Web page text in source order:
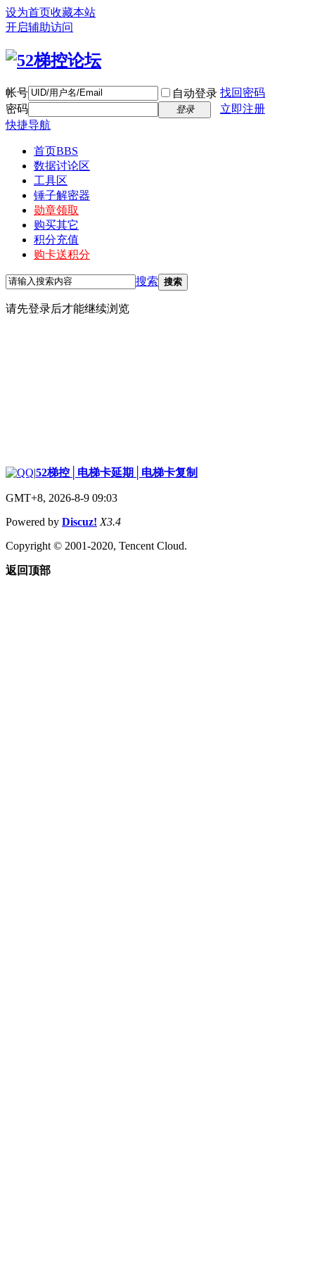
设为首页收藏本站
开启辅助访问
帐号 自动登录 找回密码
密码
登录
立即注册
快捷导航
首页BBS
数据讨论区
工具区
锤子解密器
勋章领取
购买其它
积分充值
购卡送积分
搜索 搜索
请先登录后才能继续浏览
|52梯控│电梯卡延期│电梯卡复制
GMT+8, 2026-8-9 09:03
Powered by Discuz! X3.4
Copyright © 2001-2020, Tencent Cloud.
返回顶部